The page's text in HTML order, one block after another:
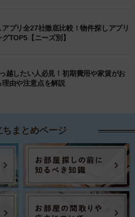
アプリ全27社徹底比較！物件探しアプリ
TOP5【ニーズ別】
越したい人必見！初期費用や家賃がお
理由や注意点を解説
ちまとめページ